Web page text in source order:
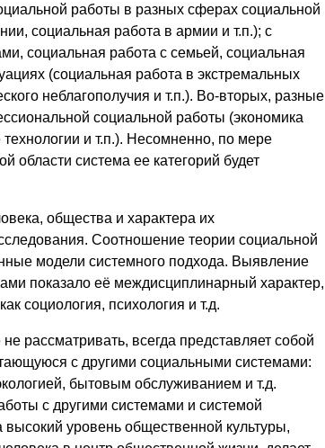
работы в разных сферах социальной
социальная работа в армии и т.п.); с
социальная работа с семьей, социальная
(социальная работа в экстремальных
неблагополучия и т.п.). Во-вторых, разные
социальной работы (экономика
и т.п.). Несомненно, по мере
области система ее категорий будет
общества и характера их
Соотношение теории социальной
модели системного подхода. Выявление
показало её междисциплинарный характер,
социология, психология и т.д.
рассматривать, всегда представляет собой
с другими социальными системами:
бытовым обслуживанием и т.д.
с другими системами и системой
уровень общественной культуры,